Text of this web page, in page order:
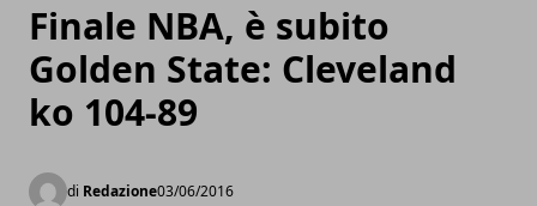
Finale NBA, è subito
Golden State: Cleveland
ko 104-89
di Redazione03/06/2016